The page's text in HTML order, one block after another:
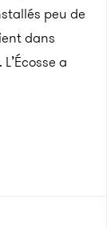
peu de
dans
a